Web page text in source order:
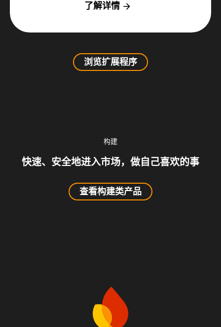
了解详情 arrow_forward
浏览扩展程序
构建
快速、安全地进入市场，做自己喜欢的事
查看构建类产品